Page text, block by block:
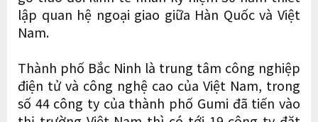
lập quan hệ ngoại giao giữa Hàn Quốc và Việt
Nam.
Thành phố Bắc Ninh là trung tâm công nghiệp
điện tử và công nghệ cao của Việt Nam, trong
số 44 công ty của thành phố Gumi đã tiến vào